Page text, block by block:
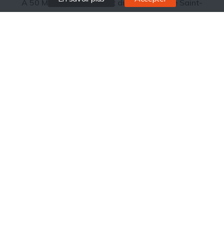
A 50 M. du Ruban Bleu et du THEATRE de Saint-